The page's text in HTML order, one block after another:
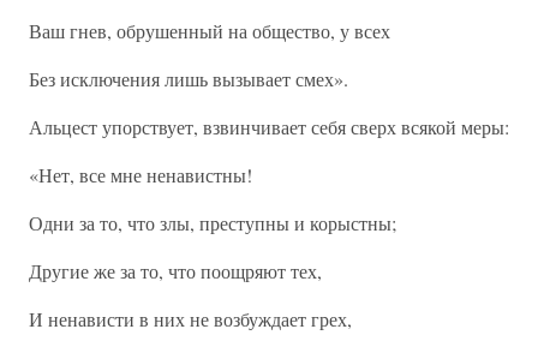
Ваш гнев, обрушенный на общество, у всех
Без исключения лишь вызывает смех».
Альцест упорствует, взвинчивает себя сверх всякой меры:
«Нет, все мне ненавистны!
Одни за то, что злы, преступны и корыстны;
Другие же за то, что поощряют тех,
И ненависти в них не возбуждает грех,